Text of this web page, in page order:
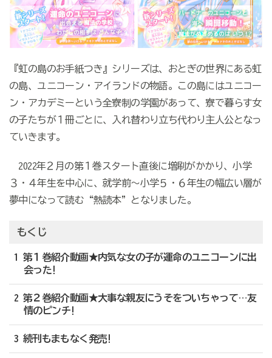
『虹の島のお手紙つき』シリーズは、おとぎの世界にある虹
の島、ユニコーン・アイランドの物語。この島にはユニコー
ン・アカデミーという全寮制の学園があって、寮で暮らす女
の子たちが１冊ごとに、入れ替わり立ち代わり主人公となっ
ていきます。
2022年２月の第１巻スタート直後に増刷がかかり、小学
３・４年生を中心に、就学前～小学５・６年生の幅広い層が
夢中になって読む“熱読本”となりました。
もくじ
1 第１巻紹介動画★内気な女の子が運命のユニコーンに出
会った!
2 第２巻紹介動画★大事な親友にうそをついちゃって…友
情のピンチ!
3 続刊もまもなく発売!